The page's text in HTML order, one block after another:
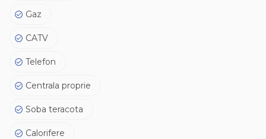
Gaz
CATV
Telefon
Centrala proprie
Soba teracota
Calorifere